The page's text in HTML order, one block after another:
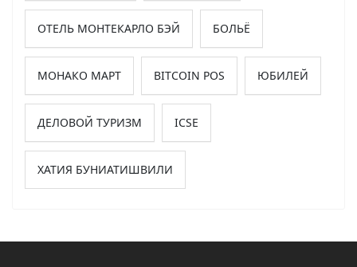
ОТЕЛЬ МОНТЕКАРЛО БЭЙ БОЛЬЁ
МОНАКО МАРТ BITCOIN POS ЮБИЛЕЙ
ДЕЛОВОЙ ТУРИЗМ ICSE
ХАТИЯ БУНИАТИШВИЛИ